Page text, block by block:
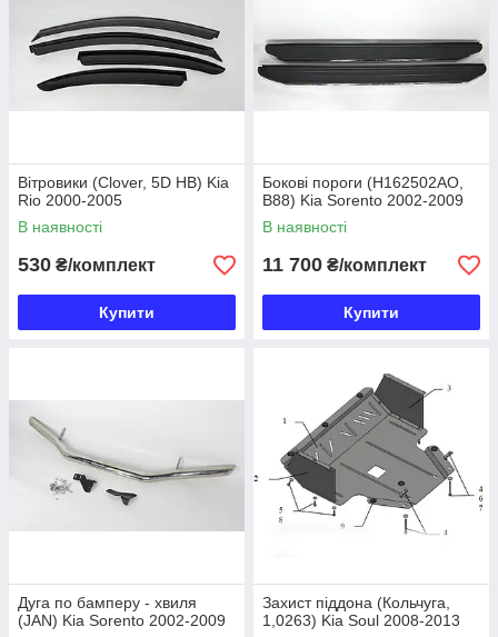
Вітровики (Сlover, 5D HB) Kia
Rio 2000-2005
В наявності
530 ₴/комплект
Купити
Бокові пороги (H162502AO,
B88) Kia Sorento 2002-2009
В наявності
11 700 ₴/комплект
Купити
Дуга по бамперу - хвиля
(JAN) Kia Sorentо 2002-2009
Захист піддона (Кольчуга,
1,0263) Kia Soul 2008-2013